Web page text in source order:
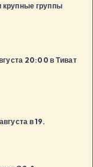
крупные группы
20:00 в Тиват
в 19.